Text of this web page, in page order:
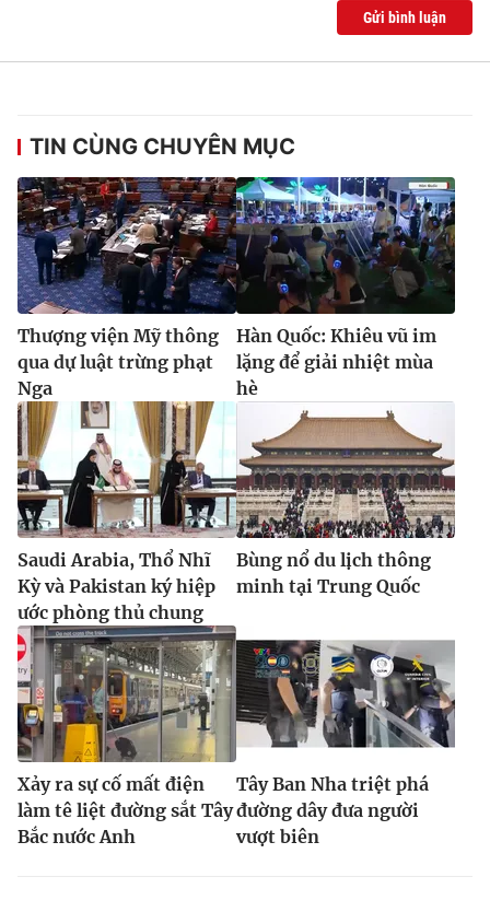
® Cấm sao chép dưới mọi hình thức nếu không có sự chấp
thuận bằng văn bản. Ghi rõ nguồn VTV.vn khi phát hành lại
thông tin từ website này.
Gửi bình luận
TIN CÙNG CHUYÊN MỤC
Thượng viện Mỹ thông
qua dự luật trừng phạt
Nga
Hàn Quốc: Khiêu vũ im
lặng để giải nhiệt mùa
hè
Saudi Arabia, Thổ Nhĩ
Kỳ và Pakistan ký hiệp
ước phòng thủ chung
Bùng nổ du lịch thông
minh tại Trung Quốc
Xảy ra sự cố mất điện
làm tê liệt đường sắt Tây
Bắc nước Anh
Tây Ban Nha triệt phá
đường dây đưa người
vượt biên